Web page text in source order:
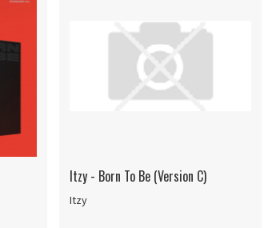
Itzy - Born To Be (Version C)
Itzy